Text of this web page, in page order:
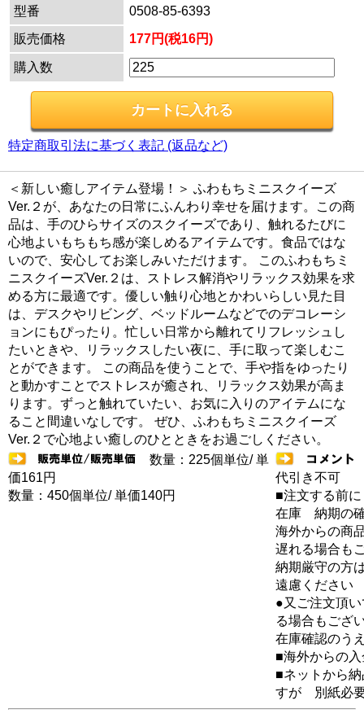
型番
0508-85-6393
販売価格
177円(税16円)
購入数
特定商取引法に基づく表記 (返品など)
＜新しい癒しアイテム登場！＞ ふわもちミニスクイーズ
Ver.２が、あなたの日常にふんわり幸せを届けます。この商
品は、手のひらサイズのスクイーズであり、触れるたびに
心地よいもちもち感が楽しめるアイテムです。食品ではな
いので、安心してお楽しみいただけます。 このふわもちミ
ニスクイーズVer.２は、ストレス解消やリラックス効果を求
める方に最適です。優しい触り心地とかわいらしい見た目
は、デスクやリビング、ベッドルームなどでのデコレーシ
ョンにもぴったり。忙しい日常から離れてリフレッシュし
たいときや、リラックスしたい夜に、手に取って楽しむこ
とができます。 この商品を使うことで、手や指をゆったり
と動かすことでストレスが癒され、リラックス効果が高ま
ります。ずっと触れていたい、お気に入りのアイテムにな
ること間違いなしです。 ぜひ、ふわもちミニスクイーズ
Ver.２で心地よい癒しのひとときをお過ごしください。
数量：225個単位/ 単
価161円
数量：450個単位/ 単価140円
代引き不可
■注文する前に
在庫 納期の
海外からの商
遅れる場合も
納期厳守の方
遠慮ください
●又ご注文頂
る場合もござ
在庫確認のう
■海外からの
■ネットから
すが 別紙必